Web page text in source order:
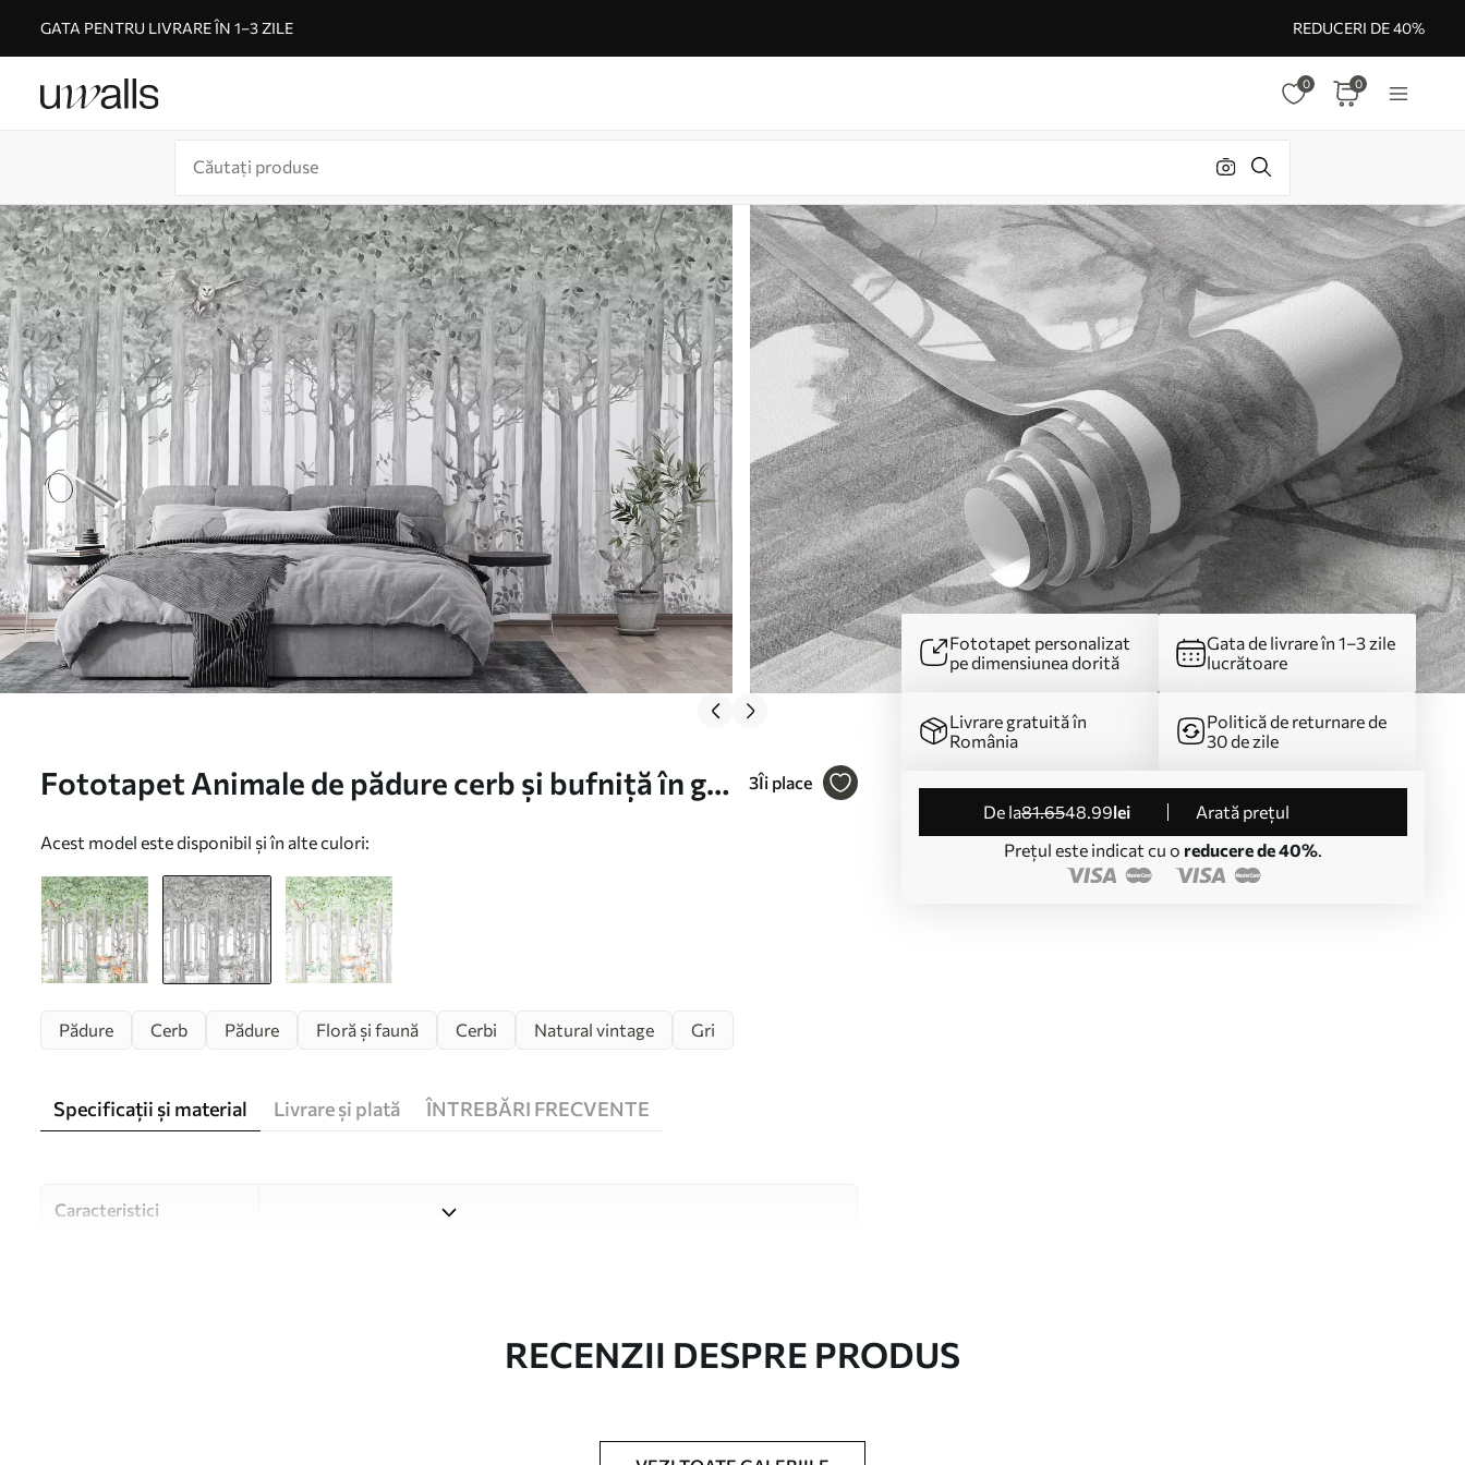
GATA PENTRU LIVRARE ÎN 1–3 ZILE REDUCERI DE 40%
0 0
Fototapet Animale de pădure cerb și bufniță în gri
3Îi place
Acest model este disponibil și în alte culori:
Fototapet personalizat
pe dimensiunea dorită
Gata de livrare în 1–3 zile
lucrătoare
Livrare gratuită în
România
Politică de returnare de
30 de zile
de la81.6548.99lei
Arată prețul
Prețul este indicat cu o reducere de 40%.
Pădure Cerb Pădure Floră și faună Cerbi Natural vintage Gri
Specificații și material Livrare și plată ÎNTREBĂRI FRECVENTE
Caracteristici
RECENZII DESPRE PRODUS